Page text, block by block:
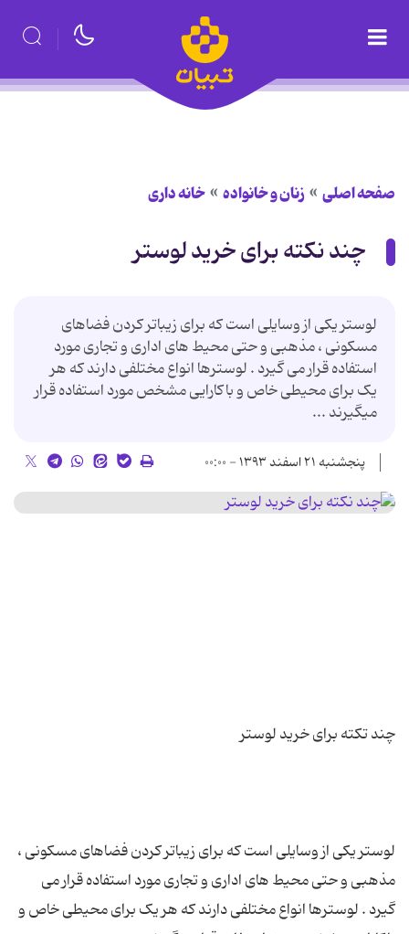
صفحه اصلی زنان و خانواده خانه داری
چند نکته برای خرید لوستر
لوستر یکی از وسایلی است که برای زیباتر کردن فضاهای
مسکونی ، مذهبی و حتی محیط های اداری و تجاری مورد
استفاده قرار می گیرد . لوسترها انواع مختلفی دارند که هر
یک برای محیطی خاص و باکارایی مشخص مورد استفاده قرار
میگیرند ...
پنجشنبه ۲۱ اسفند ۱۳۹۳ - ۰۰:۰۰
لوستر یکی از وسایلی است که برای زیباتر کردن فضاهای مسکونی ،
مذهبی و حتی محیط های اداری و تجاری مورد استفاده قرار می
گیرد . لوسترها انواع مختلفی دارند که هر یک برای محیطی خاص و